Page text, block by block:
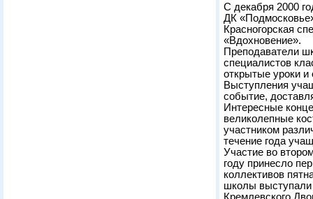
С декабря 2000
ДК
Красногорская
«Вдохновение».
Преподаватели
специалистов
открытые уроки и
Выступления
событие,
Интересные
великолепные
участником
течение года
Участие во
году принесло
коллективов
школы выступали